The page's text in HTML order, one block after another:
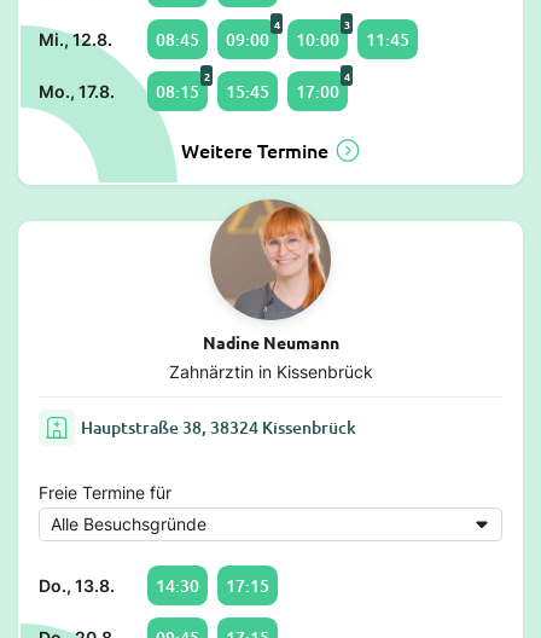
Mi., 12.8. 08:45 09:00
4
10:00
3
11:45
Mo., 17.8. 08:15
2
15:45 17:00
4
Weitere Termine
Nadine Neumann
Zahnärztin in Kissenbrück
Hauptstraße 38, 38324 Kissenbrück
Freie Termine für
Do., 13.8. 14:30 17:15